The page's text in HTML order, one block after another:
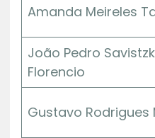
Amanda Meireles
João Pedro
Florencio
Gustavo Rodrigues